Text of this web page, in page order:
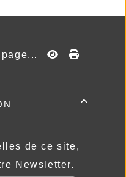

de ce site,
Newsletter.